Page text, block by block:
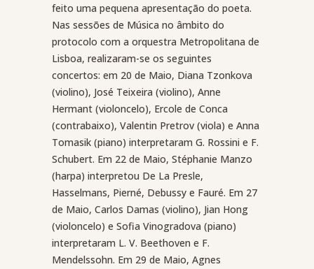
feito uma pequena apresentação do poeta.
Nas sessões de Música no âmbito do
protocolo com a orquestra Metropolitana de
Lisboa, realizaram-se os seguintes
concertos: em 20 de Maio, Diana Tzonkova
(violino), José Teixeira (violino), Anne
Hermant (violoncelo), Ercole de Conca
(contrabaixo), Valentin Pretrov (viola) e Anna
Tomasik (piano) interpretaram G. Rossini e F.
Schubert. Em 22 de Maio, Stéphanie Manzo
(harpa) interpretou De La Presle,
Hasselmans, Pierné, Debussy e Fauré. Em 27
de Maio, Carlos Damas (violino), Jian Hong
(violoncelo) e Sofia Vinogradova (piano)
interpretaram L. V. Beethoven e F.
Mendelssohn. Em 29 de Maio, Agnes